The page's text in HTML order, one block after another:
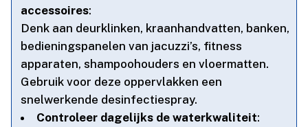
accessoires:
Denk aan deurklinken, kraanhandvatten, banken,
bedieningspanelen van jacuzzi’s, fitness
apparaten, shampoohouders en vloermatten.​
Gebruik voor deze oppervlakken een
snelwerkende desinfectiespray.​
Controleer dagelijks de waterkwaliteit: